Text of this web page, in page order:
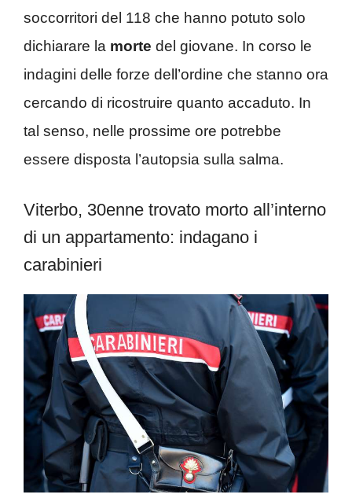
soccorritori del 118 che hanno potuto solo
dichiarare la morte del giovane. In corso le
indagini delle forze dell’ordine che stanno ora
cercando di ricostruire quanto accaduto. In
tal senso, nelle prossime ore potrebbe
essere disposta l’autopsia sulla salma.
Viterbo, 30enne trovato morto all’interno
di un appartamento: indagano i
carabinieri